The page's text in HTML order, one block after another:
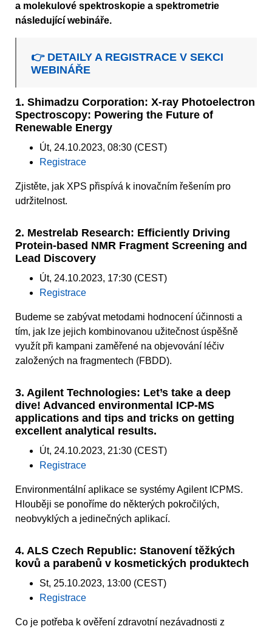
a molekulové spektroskopie a spektrometrie
následující webináře.
👉 DETAILY A REGISTRACE V SEKCI
WEBINÁŘE
1. Shimadzu Corporation: X-ray Photoelectron
Spectroscopy: Powering the Future of
Renewable Energy
Út, 24.10.2023, 08:30 (CEST)
Registrace
Zjistěte, jak XPS přispívá k inovačním řešením pro
udržitelnost.
2. Mestrelab Research: Efficiently Driving
Protein-based NMR Fragment Screening and
Lead Discovery
Út, 24.10.2023, 17:30 (CEST)
Registrace
Budeme se zabývat metodami hodnocení účinnosti a
tím, jak lze jejich kombinovanou užitečnost úspěšně
využít při kampani zaměřené na objevování léčiv
založených na fragmentech (FBDD).
3. Agilent Technologies: Let’s take a deep
dive! Advanced environmental ICP-MS
applications and tips and tricks on getting
excellent analytical results.
Út, 24.10.2023, 21:30 (CEST)
Registrace
Environmentální aplikace se systémy Agilent ICPMS.
Hlouběji se ponoříme do některých pokročilých,
neobvyklých a jedinečných aplikací.
4. ALS Czech Republic: Stanovení těžkých
kovů a parabenů v kosmetických produktech
St, 25.10.2023, 13:00 (CEST)
Registrace
Co je potřeba k ověření zdravotní nezávadnosti z